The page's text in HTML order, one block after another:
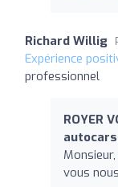
Richard Willig
Expérience
professionnel
ROYER
vous